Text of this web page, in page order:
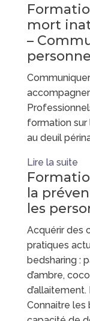
mort
–
formation
au deuil
Lire la suite
la
les
Acquérir des
pratiques
bedsharing :
d’ambre,
Connaitre les